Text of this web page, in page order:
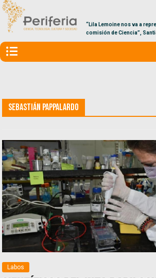
“Lila Lemoine nos va a
comisión de Ciencia”,
Sebastián Pappalardo
Labos